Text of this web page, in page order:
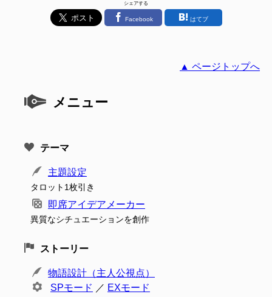
シェアする
Facebook はてブ
▲ ページトップへ
メニュー
テーマ
主題設定
タロット1枚引き
即席アイデアメーカー
異質なシチュエーションを創作
ストーリー
物語設計（主人公視点）
SPモード ／ EXモード